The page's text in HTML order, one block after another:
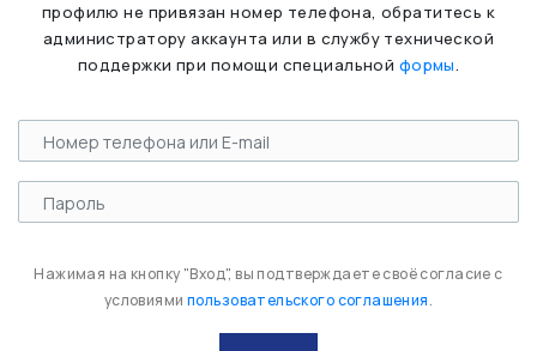
профилю не привязан номер телефона, обратитесь к
администратору аккаунта или в службу технической
поддержки при помощи специальной формы.
Нажимая на кнопку "Вход", вы подтверждаете своё согласие с
условиями пользовательского соглашения.